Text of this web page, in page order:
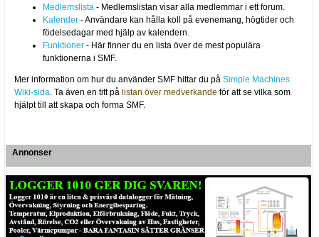
Medlemslista - Medlemslistan visar alla medlemmar i ett forum.
Kalender - Användare kan hålla koll på evenemang, högtider och
födelsedagar med hjälp av kalendern.
Funktioner - Här finner du en lista över de mest populära
funktionerna i SMF.
Mer information om hur du använder SMF hittar du påSimple Machines
Wiki-sida. Ta även en titt på listan över medverkande för att se vilka som
hjälpt till att skapa och forma SMF.
Annonser